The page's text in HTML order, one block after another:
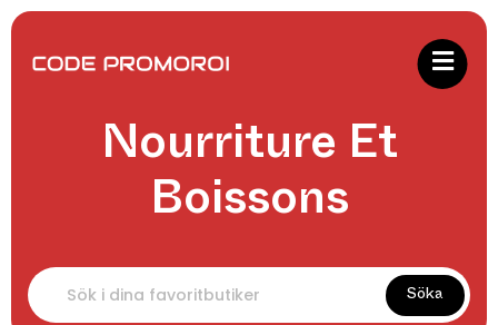
Nourriture Et
Boissons
Söka